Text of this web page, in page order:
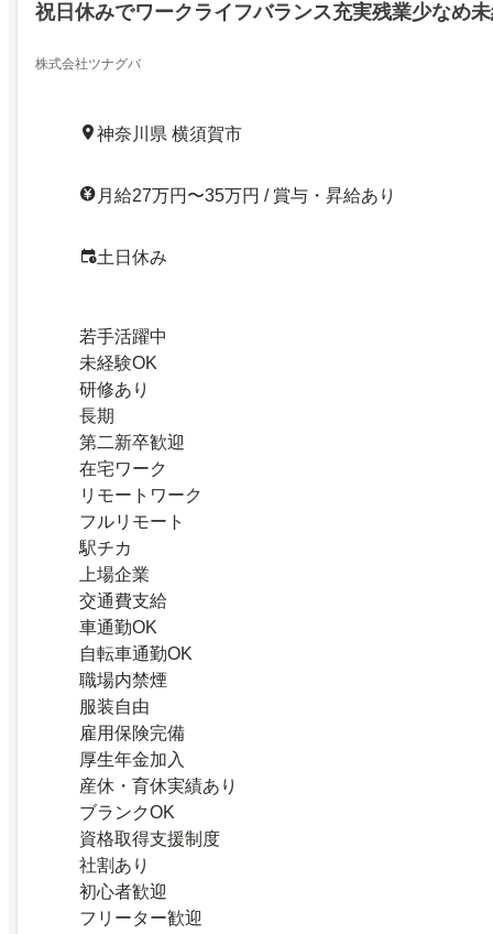
祝日休みでワークライフバランス充実残業少なめ
株式会社ツナグバ
神奈川県 横須賀市
月給27万円〜35万円 / 賞与・昇給あり
土日休み
若手活躍中
未経験OK
研修あり
長期
第二新卒歓迎
在宅ワーク
リモートワーク
フルリモート
駅チカ
上場企業
交通費支給
車通勤OK
自転車通勤OK
職場内禁煙
服装自由
雇用保険完備
厚生年金加入
産休・育休実績あり
ブランクOK
資格取得支援制度
社割あり
初心者歓迎
フリーター歓迎